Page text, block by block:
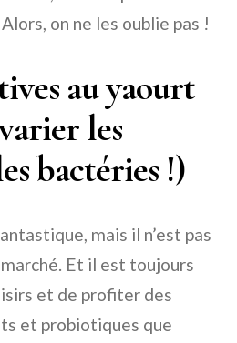
on ne les oublie pas !
au yaourt
les
bactéries !)
mais il n’est pas
Et il est toujours
et de profiter des
et probiotiques que